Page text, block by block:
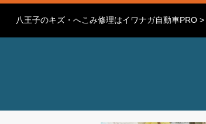
八王子のキズ・へこみ修理はイワナガ自動車PRO>